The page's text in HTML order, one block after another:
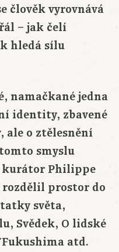
člověk vyrovnává
– jak čelí
hledá sílu
namačkané jedna
identity, zbavené
ale o ztělesnění
smyslu
kurátor Philippe
prostor do
světa,
Svědek, O lidské
atd.